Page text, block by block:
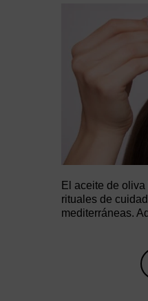
El aceite de
rituales de
mediterráneas.